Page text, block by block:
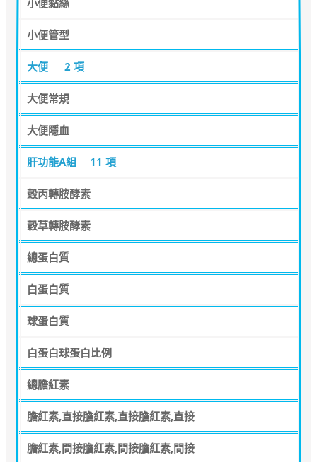
小便管型
大便 2 項
大便常規
大便隱血
肝功能A組 11 項
穀丙轉胺酵素
穀草轉胺酵素
總蛋白質
白蛋白質
球蛋白質
白蛋白球蛋白比例
總膽紅素
膽紅素,直接膽紅素,直接膽紅素,直接
膽紅素,間接膽紅素,間接膽紅素,間接